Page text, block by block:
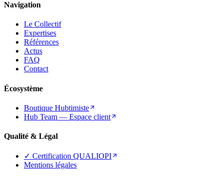
Navigation
Le Collectif
Expertises
Références
Actus
FAQ
Contact
Écosystème
Boutique Hubtimiste
Hub Team — Espace client
Qualité & Légal
✓ Certification QUALIOPI
Mentions légales